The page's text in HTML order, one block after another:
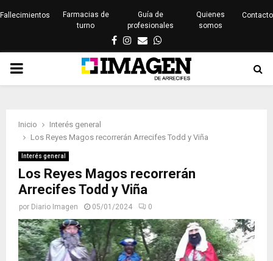
Fallecimientos
Farmacias de
turno
Guía de
profesionales
Quienes
somos
Contacto
Facebook
Instagram
EmailWhatsapp
PRIMARY
Inicio
Interés general
Los Reyes Magos recorrerán Arrecifes Todd y Viña
Interés general
Los Reyes Magos recorrerán
Arrecifes Todd y Viña
por Diario Imagen 05/01/2024 0